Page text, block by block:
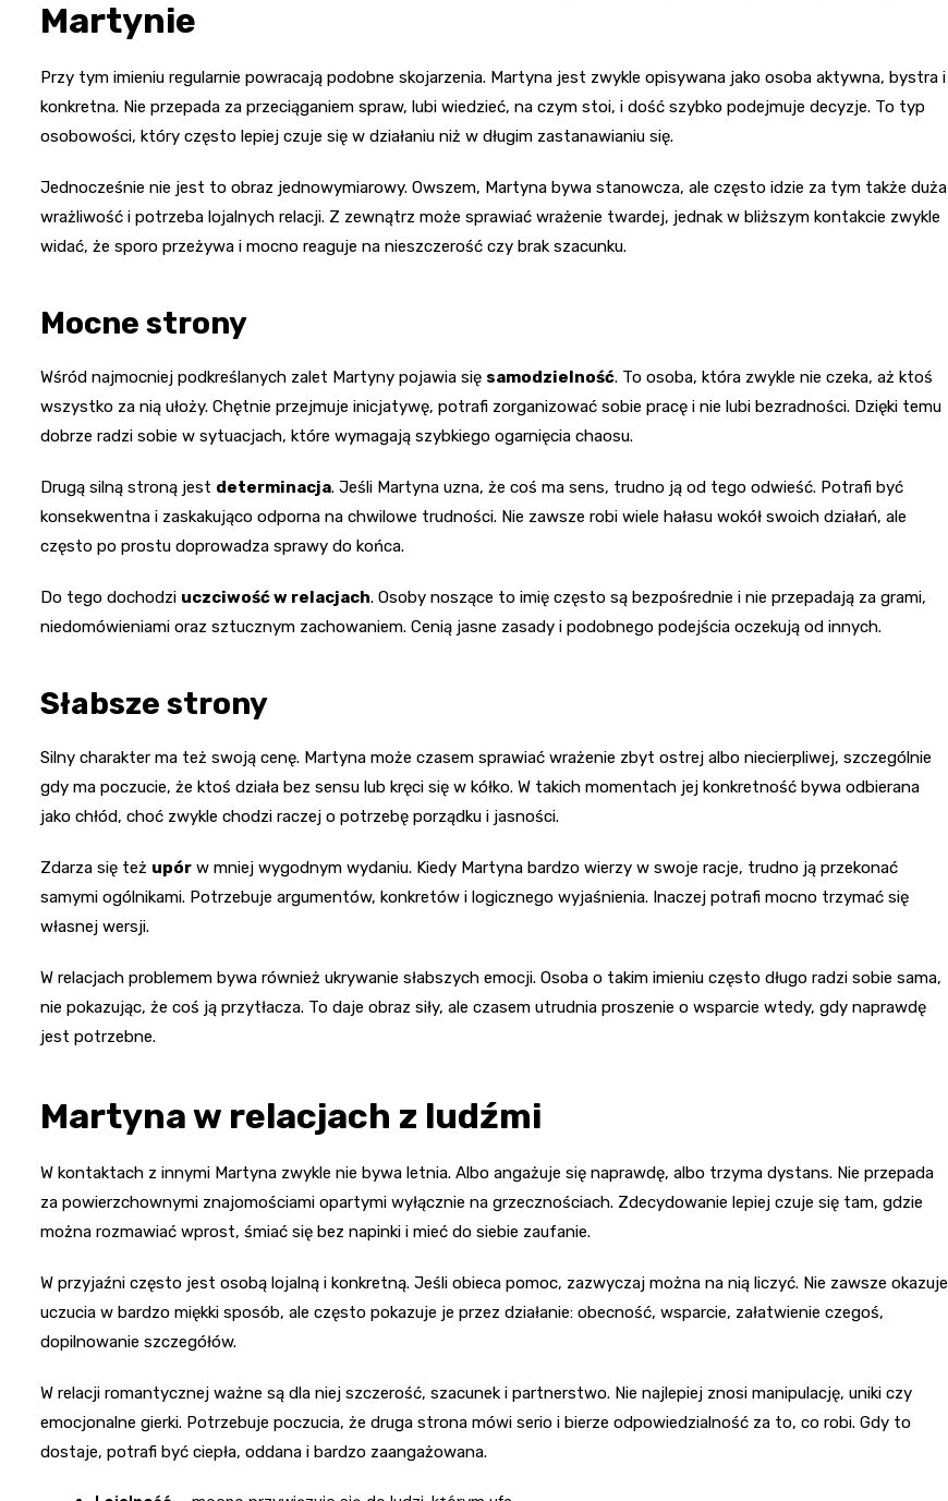
Martynie
Przy tym imieniu regularnie powracają podobne skojarzenia. Martyna jest zwykle opisywana jako osoba aktywna, bystra i
konkretna. Nie przepada za przeciąganiem spraw, lubi wiedzieć, na czym stoi, i dość szybko podejmuje decyzje. To typ
osobowości, który często lepiej czuje się w działaniu niż w długim zastanawianiu się.
Jednocześnie nie jest to obraz jednowymiarowy. Owszem, Martyna bywa stanowcza, ale często idzie za tym także duża
wrażliwość i potrzeba lojalnych relacji. Z zewnątrz może sprawiać wrażenie twardej, jednak w bliższym kontakcie zwykle
widać, że sporo przeżywa i mocno reaguje na nieszczerość czy brak szacunku.
Mocne strony
Wśród najmocniej podkreślanych zalet Martyny pojawia się samodzielność. To osoba, która zwykle nie czeka, aż ktoś
wszystko za nią ułoży. Chętnie przejmuje inicjatywę, potrafi zorganizować sobie pracę i nie lubi bezradności. Dzięki temu
dobrze radzi sobie w sytuacjach, które wymagają szybkiego ogarnięcia chaosu.
Drugą silną stroną jest determinacja. Jeśli Martyna uzna, że coś ma sens, trudno ją od tego odwieść. Potrafi być
konsekwentna i zaskakująco odporna na chwilowe trudności. Nie zawsze robi wiele hałasu wokół swoich działań, ale
często po prostu doprowadza sprawy do końca.
Do tego dochodzi uczciwość w relacjach. Osoby noszące to imię często są bezpośrednie i nie przepadają za grami,
niedomówieniami oraz sztucznym zachowaniem. Cenią jasne zasady i podobnego podejścia oczekują od innych.
Słabsze strony
Silny charakter ma też swoją cenę. Martyna może czasem sprawiać wrażenie zbyt ostrej albo niecierpliwej, szczególnie
gdy ma poczucie, że ktoś działa bez sensu lub kręci się w kółko. W takich momentach jej konkretność bywa odbierana
jako chłód, choć zwykle chodzi raczej o potrzebę porządku i jasności.
Zdarza się też upór w mniej wygodnym wydaniu. Kiedy Martyna bardzo wierzy w swoje racje, trudno ją przekonać
samymi ogólnikami. Potrzebuje argumentów, konkretów i logicznego wyjaśnienia. Inaczej potrafi mocno trzymać się
własnej wersji.
W relacjach problemem bywa również ukrywanie słabszych emocji. Osoba o takim imieniu często długo radzi sobie sama,
nie pokazując, że coś ją przytłacza. To daje obraz siły, ale czasem utrudnia proszenie o wsparcie wtedy, gdy naprawdę
jest potrzebne.
Martyna w relacjach z ludźmi
W kontaktach z innymi Martyna zwykle nie bywa letnia. Albo angażuje się naprawdę, albo trzyma dystans. Nie przepada
za powierzchownymi znajomościami opartymi wyłącznie na grzecznościach. Zdecydowanie lepiej czuje się tam, gdzie
można rozmawiać wprost, śmiać się bez napinki i mieć do siebie zaufanie.
W przyjaźni często jest osobą lojalną i konkretną. Jeśli obieca pomoc, zazwyczaj można na nią liczyć. Nie zawsze okazuje
uczucia w bardzo miękki sposób, ale często pokazuje je przez działanie: obecność, wsparcie, załatwienie czegoś,
dopilnowanie szczegółów.
W relacji romantycznej ważne są dla niej szczerość, szacunek i partnerstwo. Nie najlepiej znosi manipulację, uniki czy
emocjonalne gierki. Potrzebuje poczucia, że druga strona mówi serio i bierze odpowiedzialność za to, co robi. Gdy to
dostaje, potrafi być ciepła, oddana i bardzo zaangażowana.